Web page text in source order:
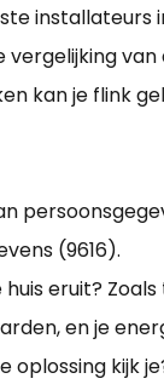
installateurs
vergelijking
kan je flink
(9616).
huis eruit?
en je
oplossing kijk